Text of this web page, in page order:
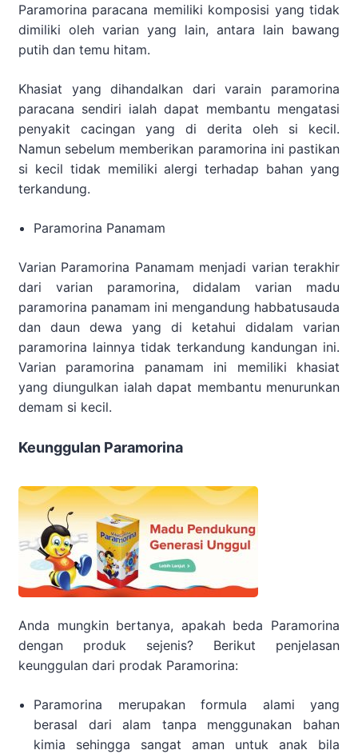
Paramorina paracana memiliki komposisi yang tidak
dimiliki oleh varian yang lain, antara lain bawang
putih dan temu hitam.
Khasiat yang dihandalkan dari varain paramorina
paracana sendiri ialah dapat membantu mengatasi
penyakit cacingan yang di derita oleh si kecil.
Namun sebelum memberikan paramorina ini pastikan
si kecil tidak memiliki alergi terhadap bahan yang
terkandung.
Paramorina Panamam
Varian Paramorina Panamam menjadi varian terakhir
dari varian paramorina, didalam varian madu
paramorina panamam ini mengandung habbatusauda
dan daun dewa yang di ketahui didalam varian
paramorina lainnya tidak terkandung kandungan ini.
Varian paramorina panamam ini memiliki khasiat
yang diungulkan ialah dapat membantu menurunkan
demam si kecil.
Keunggulan Paramorina
Anda mungkin bertanya, apakah beda Paramorina
dengan produk sejenis? Berikut penjelasan
keunggulan dari prodak Paramorina:
Paramorina merupakan formula alami yang
berasal dari alam tanpa menggunakan bahan
kimia sehingga sangat aman untuk anak bila